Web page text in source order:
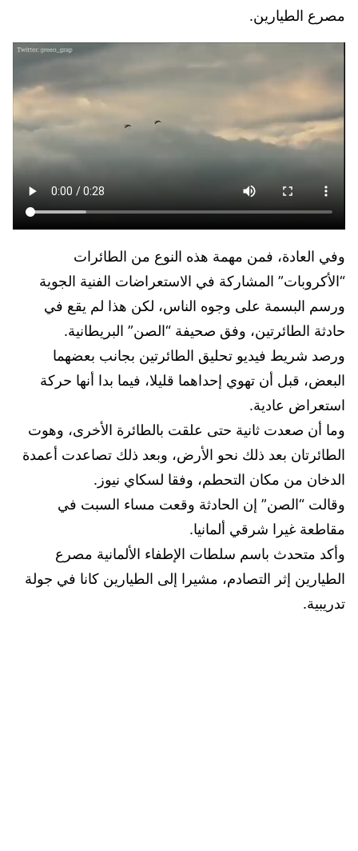
مصرع الطيارين.
وفي العادة، فمن مهمة هذه النوع من الطائرات
“الأكروبات” المشاركة في الاستعراضات الفنية الجوية
ورسم البسمة على وجوه الناس، لكن هذا لم يقع في
حادثة الطائرتين، وفق صحيفة “الصن” البريطانية.
ورصد شريط فيديو تحليق الطائرتين بجانب بعضهما
البعض، قبل أن تهوي إحداهما قليلا، فيما بدا أنها حركة
استعراض عادية.
وما أن صعدت ثانية حتى علقت بالطائرة الأخرى، وهوت
الطائرتان بعد ذلك نحو الأرض، وبعد ذلك تصاعدت أعمدة
الدخان من مكان التحطم، وفقا لسكاي نيوز.
وقالت “الصن” إن الحادثة وقعت مساء السبت في
مقاطعة غيرا شرقي ألمانيا.
وأكد متحدث باسم سلطات الإطفاء الألمانية مصرع
الطيارين إثر التصادم، مشيرا إلى الطيارين كانا في جولة
تدريبية.